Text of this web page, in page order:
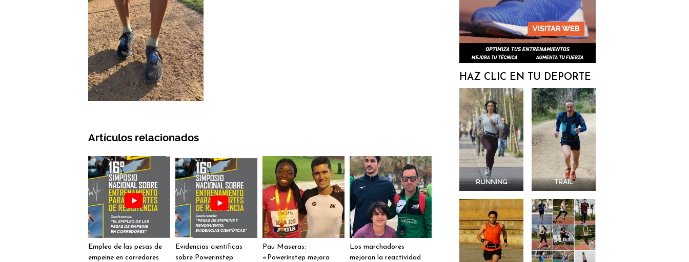
Artículos relacionados
Empleo de las pesas de
empeine en corredores
Evidencias científicas
sobre Powerinstep
Pau Maseras:
«Powerinstep mejora
Los marchadores
mejoran la reactividad
HAZ CLIC EN TU DEPORTE
RUNNING TRAIL